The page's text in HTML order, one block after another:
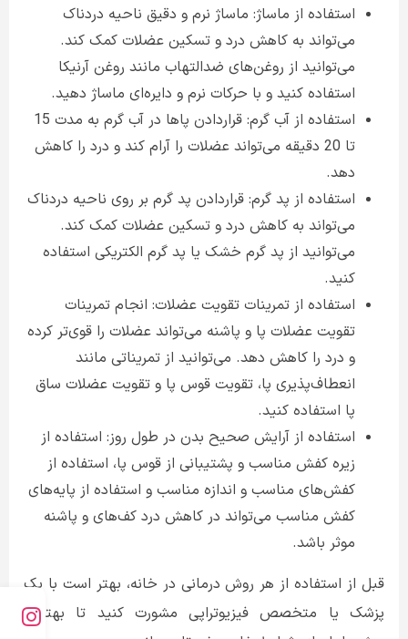
استفاده از ماساژ: ماساژ نرم و دقیق ناحیه دردناک
می‌تواند به کاهش درد و تسکین عضلات کمک کند.
می‌توانید از روغن‌های ضدالتهاب مانند روغن آرنیکا
استفاده کنید و با حرکات نرم و دایره‌ای ماساژ دهید.
استفاده از آب گرم: قراردادن پاها در آب گرم به مدت 15
تا 20 دقیقه می‌تواند عضلات را آرام کند و درد را کاهش
دهد.
استفاده از پد گرم: قراردادن پد گرم بر روی ناحیه دردناک
می‌تواند به کاهش درد و تسکین عضلات کمک کند.
می‌توانید از پد گرم خشک یا پد گرم الکتریکی استفاده
کنید.
استفاده از تمرینات تقویت عضلات: انجام تمرینات
تقویت عضلات پا و پاشنه می‌تواند عضلات را قوی‌تر کرده
و درد را کاهش دهد. می‌توانید از تمریناتی مانند
انعطاف‌پذیری پا، تقویت قوس پا و تقویت عضلات ساق
پا استفاده کنید.
استفاده از آرایش صحیح بدن در طول روز: استفاده از
زیره کفش مناسب و پشتیبانی از قوس پا، استفاده از
کفش‌های مناسب و اندازه مناسب و استفاده از پایه‌های
کفش مناسب می‌تواند در کاهش درد کف‌های و پاشنه
موثر باشد.
قبل از استفاده از هر روش درمانی در خانه، بهتر است با یک
پزشک یا متخصص فیزیوتراپی مشورت کنید تا بهترین